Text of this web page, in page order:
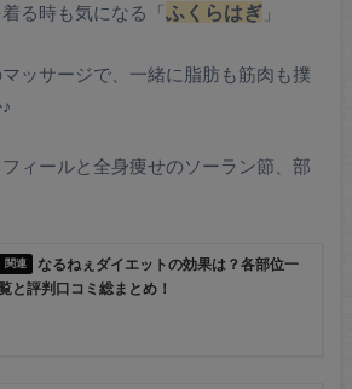
る時も気になる「ふくらはぎ」
ッサージで、一緒に脂肪も筋肉も撲
ィールと全身痩せのソーラン節、部
なるねぇダイエットの効果は？各部位一
覧と評判口コミ総まとめ！